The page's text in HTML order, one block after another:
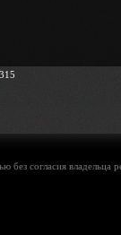
без согласия